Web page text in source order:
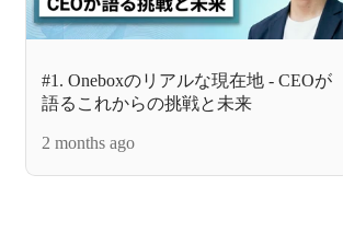
#1. Oneboxのリアルな現在地 - CEOが
語るこれからの挑戦と未来
2 months ago